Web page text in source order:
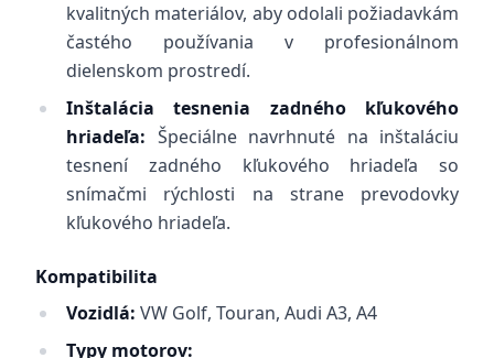
kvalitných materiálov, aby odolali požiadavkám
častého používania v profesionálnom
dielenskom prostredí.
Inštalácia tesnenia zadného kľukového
hriadeľa: Špeciálne navrhnuté na inštaláciu
tesnení zadného kľukového hriadeľa so
snímačmi rýchlosti na strane prevodovky
kľukového hriadeľa.
Kompatibilita
Vozidlá: VW Golf, Touran, Audi A3, A4
Typy motorov: